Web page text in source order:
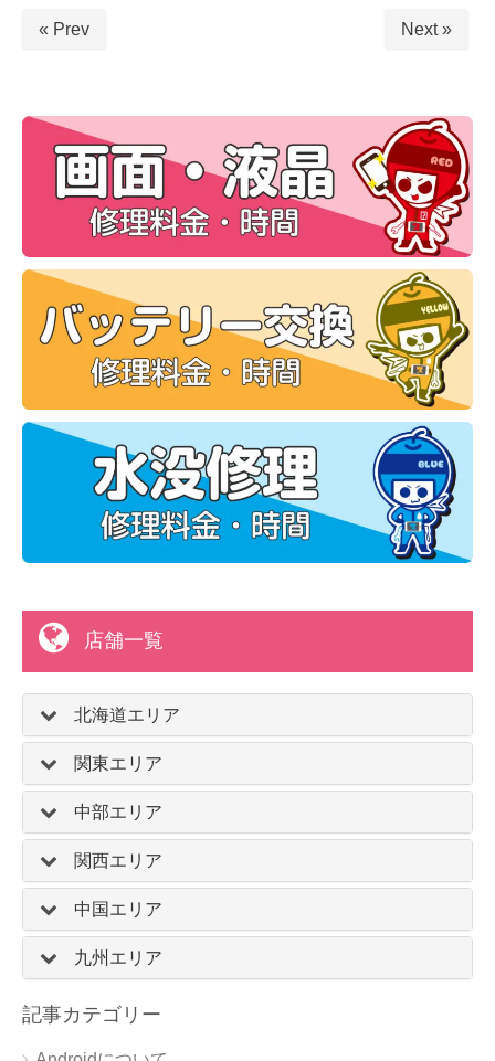
« Prev Next »
店舗一覧
北海道エリア
関東エリア
中部エリア
関西エリア
中国エリア
九州エリア
記事カテゴリー